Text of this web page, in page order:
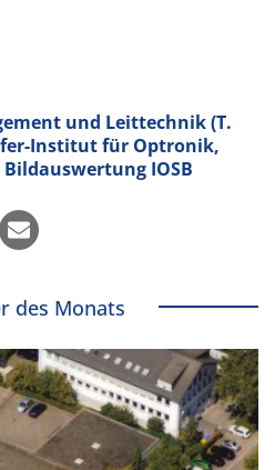
und Leittechnik (T.
Institut für Optronik,
IOSB
des Monats